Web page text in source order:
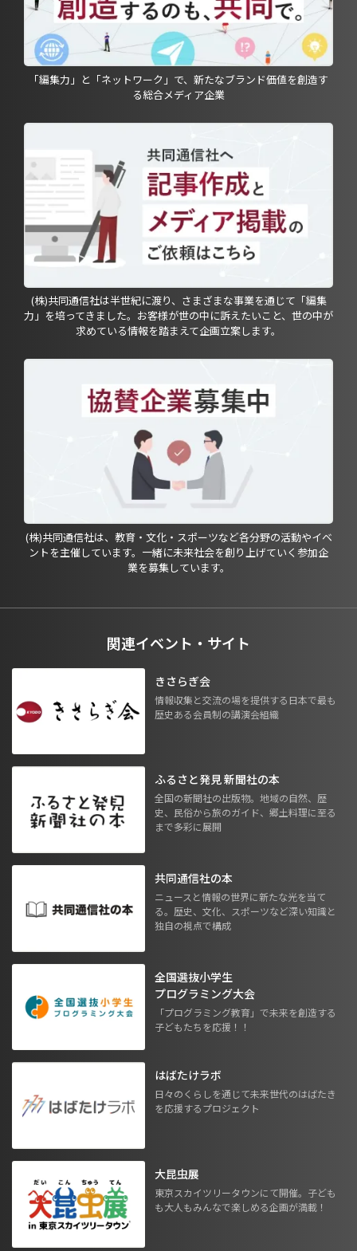
「編集力」と「ネットワーク」で、新たなブランド価値を創造す
る総合メディア企業
(株)共同通信社は半世紀に渡り、さまざまな事業を通じて「編集
力」を培ってきました。お客様が世の中に訴えたいこと、世の中が
求めている情報を踏まえて企画立案します。
(株)共同通信社は、教育・文化・スポーツなど各分野の活動やイベ
ントを主催しています。一緒に未来社会を創り上げていく参加企
業を募集しています。
関連イベント・サイト
きさらぎ会
情報収集と交流の場を提供する日本で最も
歴史ある会員制の講演会組織
ふるさと発見 新聞社の本
全国の新聞社の出版物。地域の自然、歴
史、民俗から旅のガイド、郷土料理に至る
まで多彩に展開
共同通信社の本
ニュースと情報の世界に新たな光を当て
る。歴史、文化、スポーツなど深い知識と
独自の視点で構成
全国選抜小学生
プログラミング大会
「プログラミング教育」で未来を創造する
子どもたちを応援！！
はばたけラボ
日々のくらしを通じて未来世代のはばたき
を応援するプロジェクト
大昆虫展
東京スカイツリータウンにて開催。子ども
も大人もみんなで楽しめる企画が満載！